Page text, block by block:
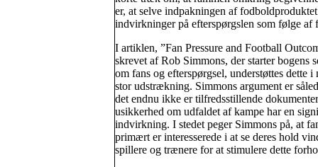
er, at selve indpakningen af
indvirkninger på efterspørgslen som følge af
I artiklen, ”Fan Pressure and Football
skrevet af Rob Simmons, der starter bogens
om fans og efterspørgsel, understøttes dette i
stor udstrækning. Simmons argument er
det endnu ikke er tilfredsstillende
usikkerhed om udfaldet af kampe har en
indvirkning. I stedet peger Simmons på, at
primært er interesserede i at se deres hold
spillere og trænere for at stimulere dette